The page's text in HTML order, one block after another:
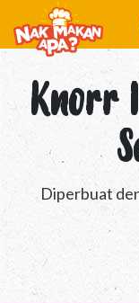
Knorr
Diperbuat